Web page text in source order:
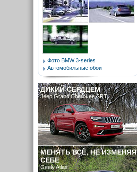
Фото BMW 3-series
Автомобильные обои
ДИКИЙ СЕРДЦЕМ
Jeep Grand Cherokee SRT
МЕНЯТЬ ВСЁ, НЕ ИЗМЕНЯЯ
СЕБЕ
Geely Atlas